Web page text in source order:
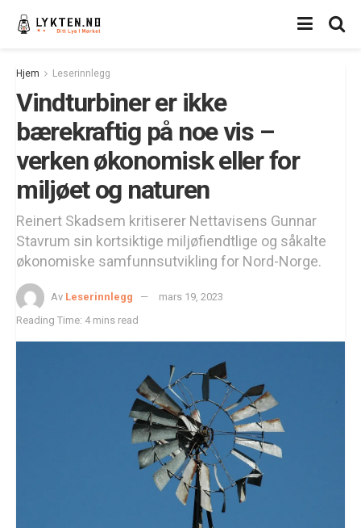
Hjem Leserinnlegg
Vindturbiner er ikke
bærekraftig på noe vis –
verken økonomisk eller for
miljøet og naturen
Reinert Skadsem kritiserer Nettavisens Gunnar
Stavrum sin kortsiktige miljøfiendtlige og såkalte
økonomiske samfunnsutvikling for Nord-Norge.
Av Leserinnlegg
mars 19, 2023
Reading Time: 4 mins read